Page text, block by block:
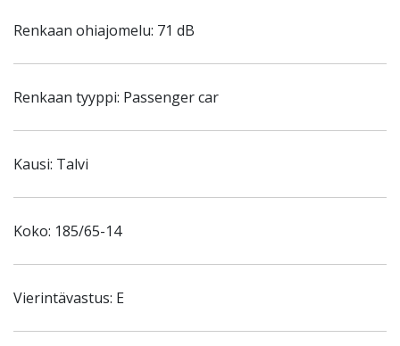
Renkaan ohiajomelu: 71 dB
Renkaan tyyppi: Passenger car
Kausi: Talvi
Koko: 185/65-14
Vierintävastus: E